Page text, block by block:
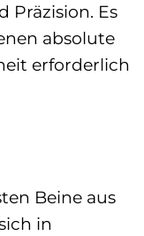
Präzision. Es
absolute
erforderlich
Beine aus
in